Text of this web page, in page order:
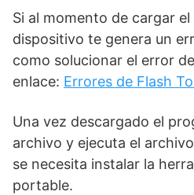
Si al momento de cargar
dispositivo te genera un
como solucionar el error
enlace: Errores de Flash
Una vez descargado el
archivo y ejecuta el
se necesita instalar la
portable.